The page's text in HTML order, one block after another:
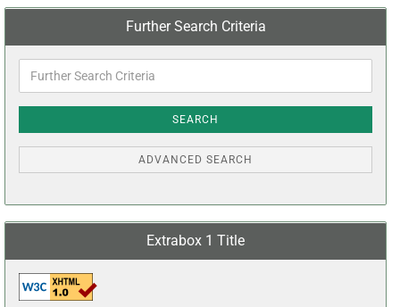
Further Search Criteria
Search
SEARCH
ADVANCED SEARCH
Extrabox 1 Title